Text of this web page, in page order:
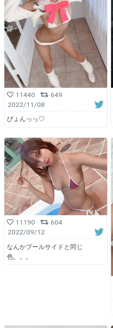
11440
649
2022/11/08
ぴょんっっ♡
11190
604
2022/09/12
なんかプールサイドと同じ
色。。。